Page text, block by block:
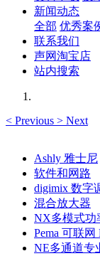
新闻动态
全部 优秀案
联系我们
声网淘宝店
站内搜索
< Previous > Next
Ashly 雅士尼
软件和网路
digimix 数字
混合放大器
NX多模式功
Pema 可联
NE多通道专